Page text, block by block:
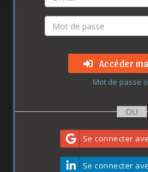
Accéder
Mot de passe
Se connecter
Se connecter